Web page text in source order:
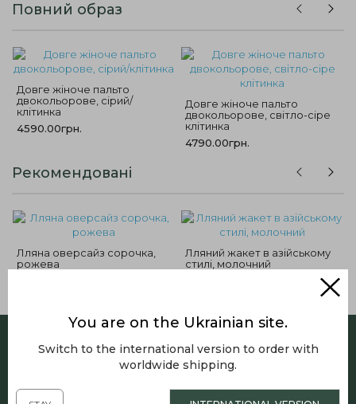
Повний образ
Довге жіноче пальто
двокольорове, сірий/
клітинка
4590.00грн.
Довге жіноче пальто
двокольорове, світло-сіре
клітинка
4790.00грн.
Рекомендовані
Лляна оверсайз сорочка,
рожева
Лляний жакет в азійському
стилі, молочний
Підписатись на розсилку
You are on the Ukrainian site.
Switch to the international version to order with
worldwide shipping.